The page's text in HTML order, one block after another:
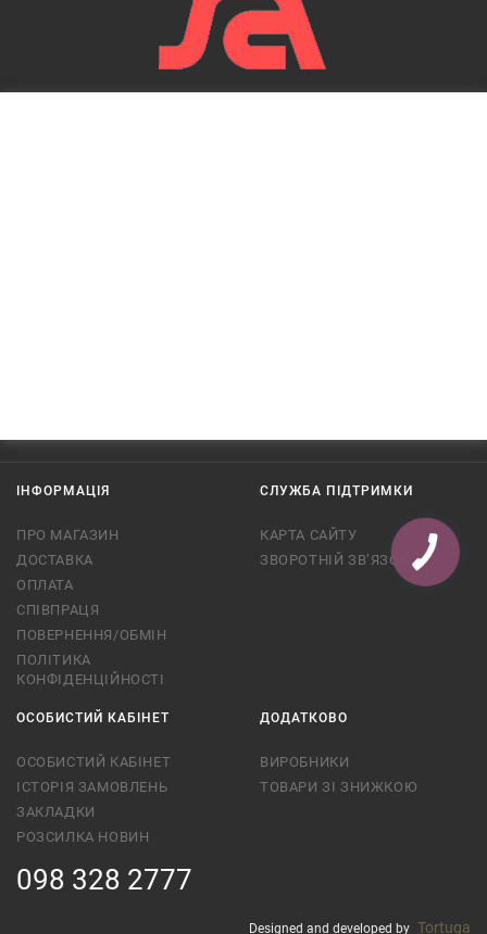
ІНФОРМАЦІЯ
ПРО МАГАЗИН
ДОСТАВКА
ОПЛАТА
СПІВПРАЦЯ
ПОВЕРНЕННЯ/ОБМІН
ПОЛІТИКА
КОНФІДЕНЦІЙНОСТІ
СЛУЖБА ПІДТРИМКИ
КАРТА САЙТУ
ЗВОРОТНІЙ ЗВ’ЯЗОК
ОСОБИСТИЙ КАБІНЕТ
ОСОБИСТИЙ КАБІНЕТ
ІСТОРІЯ ЗАМОВЛЕНЬ
ЗАКЛАДКИ
РОЗСИЛКА НОВИН
ДОДАТКОВО
ВИРОБНИКИ
ТОВАРИ ЗІ ЗНИЖКОЮ
098 328 2777
Designed and developed by Tortuga